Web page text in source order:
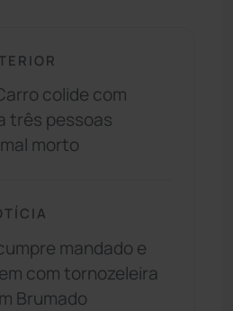
colide com
três pessoas
morto
mandado e
com tornozeleira
Brumado